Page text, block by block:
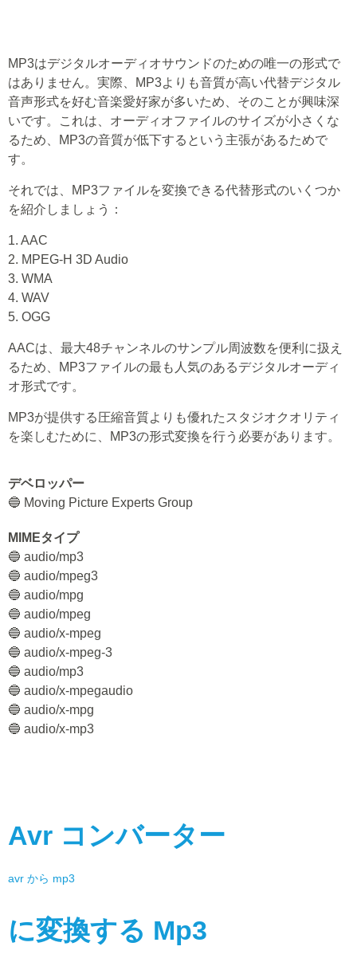
MP3はデジタルオーディオサウンドのための唯一の形式で
はありません。実際、MP3よりも音質が高い代替デジタル
音声形式を好む音楽愛好家が多いため、そのことが興味深
いです。これは、オーディオファイルのサイズが小さくな
るため、MP3の音質が低下するという主張があるためで
す。
それでは、MP3ファイルを変換できる代替形式のいくつか
を紹介しましょう：
1. AAC
2. MPEG-H 3D Audio
3. WMA
4. WAV
5. OGG
AACは、最大48チャンネルのサンプル周波数を便利に扱え
るため、MP3ファイルの最も人気のあるデジタルオーディ
オ形式です。
MP3が提供する圧縮音質よりも優れたスタジオクオリティ
を楽しむために、MP3の形式変換を行う必要があります。
デベロッパー
🔵 Moving Picture Experts Group
MIMEタイプ
🔵 audio/mp3
🔵 audio/mpeg3
🔵 audio/mpg
🔵 audio/mpeg
🔵 audio/x-mpeg
🔵 audio/x-mpeg-3
🔵 audio/mp3
🔵 audio/x-mpegaudio
🔵 audio/x-mpg
🔵 audio/x-mp3
Avr コンバーター
avr から mp3
に変換する Mp3